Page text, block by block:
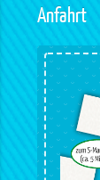
Anfahrt